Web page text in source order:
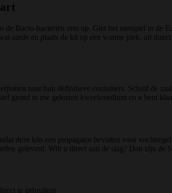
Bacto-bacteriën erin op. Giet het mengsel in
aarde en plaats de kit op een warme plek, uit
naar hun definitieve containers. Schuif de
grond in uw gekozen kweekmedium en u bent
deze kits een propagator bevatten voor
geleverd. Wilt u direct aan de slag? Dan zijn de
te gebruiken